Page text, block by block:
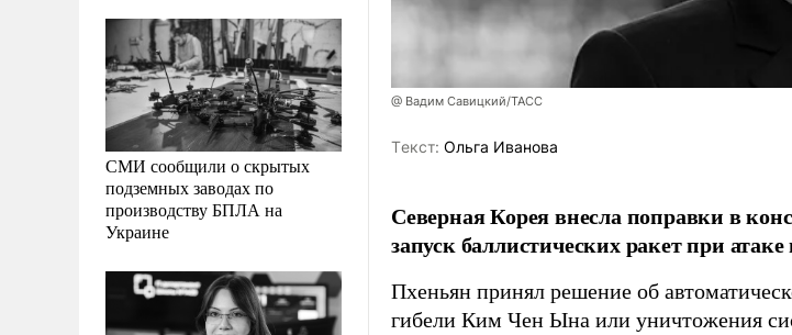
СМИ сообщили о скрытых
подземных заводах по
производству БПЛА на
Украине
@ Вадим Савицкий/ТАСС
Tекст: Ольга Иванова
Северная Корея внесла поправки в
запуск баллистических ракет при
Пхеньян принял решение об
гибели Ким Чен Ына или уничтожения